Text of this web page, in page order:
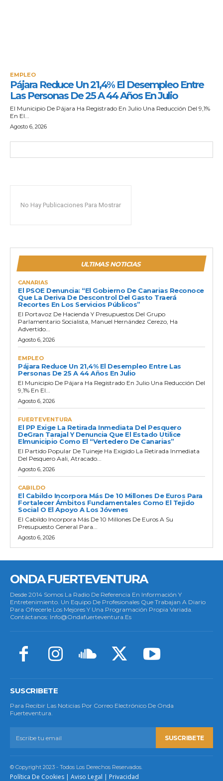
EMPLEO
Pájara Reduce Un 21,4% El Desempleo Entre
Las Personas De 25 A 44 Años En Julio
El Municipio De Pájara Ha Registrado En Julio Una Reducción Del 9,1%
En El...
Agosto 6, 2026
No Hay Publicaciones Para Mostrar
ULTIMAS NOTICIAS
CANARIAS
El PSOE Denuncia: “El Gobierno De Canarias Reconoce
Que La Deriva De Descontrol Del Gasto Traerá
Recortes En Los Servicios Públicos”
El Portavoz De Hacienda Y Presupuestos Del Grupo
Parlamentario Socialista, Manuel Hernández Cerezo, Ha
Advertido...
Agosto 6, 2026
EMPLEO
Pájara Reduce Un 21,4% El Desempleo Entre Las
Personas De 25 A 44 Años En Julio
El Municipio De Pájara Ha Registrado En Julio Una Reducción Del
9,1% En El...
Agosto 6, 2026
FUERTEVENTURA
El PP Exige La Retirada Inmediata Del Pesquero
DeGran Tarajal Y Denuncia Que El Estado Utilice
Elmunicipio Como El “vertedero De Canarias”
El Partido Popular De Tuineje Ha Exigido La Retirada Inmediata
Del Pesquero Aali, Atracado...
Agosto 6, 2026
CABILDO
El Cabildo Incorpora Más De 10 Millones De Euros Para
Fortalecer Ámbitos Fundamentales Como El Tejido
Social O El Apoyo A Los Jóvenes
El Cabildo Incorpora Más De 10 Millones De Euros A Su
Presupuesto General Para...
Agosto 6, 2026
ONDA FUERTEVENTURA
Desde 2014 Somos La Radio De Referencia En Información Y
Entretenimiento. Un Equipo De Profesionales Que Trabajan A Diario
Para Ofrecerle Los Mejores Y Una Programación Propia Variada.
Contáctanos: Info@ondafuerteventura.es
SUSCRIBETE
Para Recibir Las Noticias Por Correo Electrónico De Onda
Fuerteventura.
SUSCRIBETE
© Copyright 2023 - Todos Los Derechos Reservados.
Política De Cookies | Aviso Legal | Privacidad